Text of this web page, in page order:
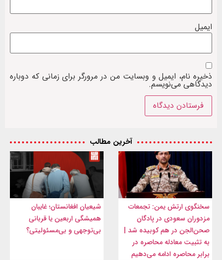
ایمیل
ذخیره نام، ایمیل و وبسایت من در مرورگر برای زمانی که دوباره
دیدگاهی می‌نویسم.
آخرین مطالب
سخنگوی ارتش یمن: تجمعات
مزدوران سعودی در پادگان
صحن‌الجن در هم کوبیده شد |
به تثبیت معادله محاصره در
برابر محاصره ادامه می‌دهیم
شیعیان افغانستان؛ غایبان
همیشگی اربعین یا قربانی
بی‌توجهی و بی‌مسئولیتی؟